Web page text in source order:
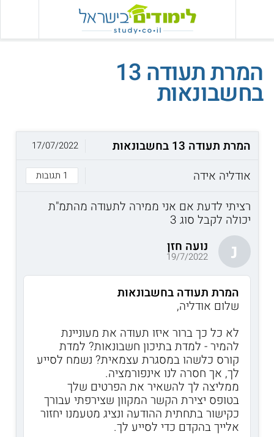
המרת תעודה 13
בחשבונאות
המרת תעודה 13 בחשבונאות
אודליה אידה
1 תגובות
17/07/2022
רציתי לדעת אם אני ממירה לתעודה מהתמ"ת
יכולה לקבל סוג 3
נ נועה חזן
19/7/2022
המרת תעודה בחשבונאות
שלום אודליה,
לא כל כך ברור איזו תעודה את מעוניינת
להמיר - למדת בתיכון חשבונאות? למדת
קורס כלשהו במסגרת עצמאית? נשמח לסייע
לך, אך חסרה לנו אינפורמציה.
ממליצה לך להשאיר את הפרטים שלך
בטופס יצירת הקשר המקוון שצירפתי עבורך
כקישור בתחתית ההודעה ונציג מטעמנו יחזור
אלייך בהקדם כדי לסייע לך.